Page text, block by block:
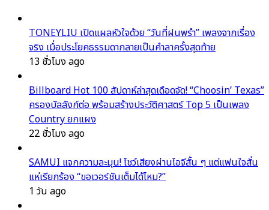
TONEYLIU เปิดแผลหัวใจด้วย “วันที่ฝนพรำ” เพลงจากเรื่อง
จริง เมื่อประโยคธรรมดากลายเป็นคำลาครั้งสุดท้าย
13 ชั่วโมง ago
Billboard Hot 100 สัปดาห์ล่าสุดเดือดจัด! “Choosin’ Texas”
ครองบัลลังก์ต่อ พร้อมสร้างประวัติศาสตร์ Top 5 เป็นเพลง
Country ยกแผง
22 ชั่วโมง ago
SAMUI แจกความละมุน! โชว์เสียงผ่านไอจีสั้น ๆ แต่แฟนใจสั่น
แห่เรียกร้อง “ขอเวอร์ชันเต็มได้ไหม?”
1 วัน ago